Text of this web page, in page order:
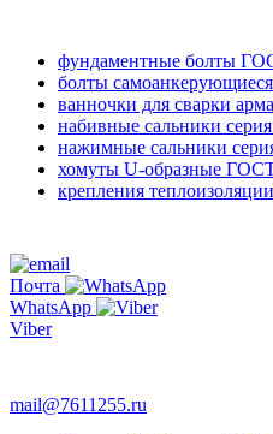
фундаментные болты
болты
ванночки для сварки
набивные сальники
нажимные сальники
хомуты U-образные
крепления теплоизоляции
Почта
WhatsApp
Viber
mail@7611255.ru